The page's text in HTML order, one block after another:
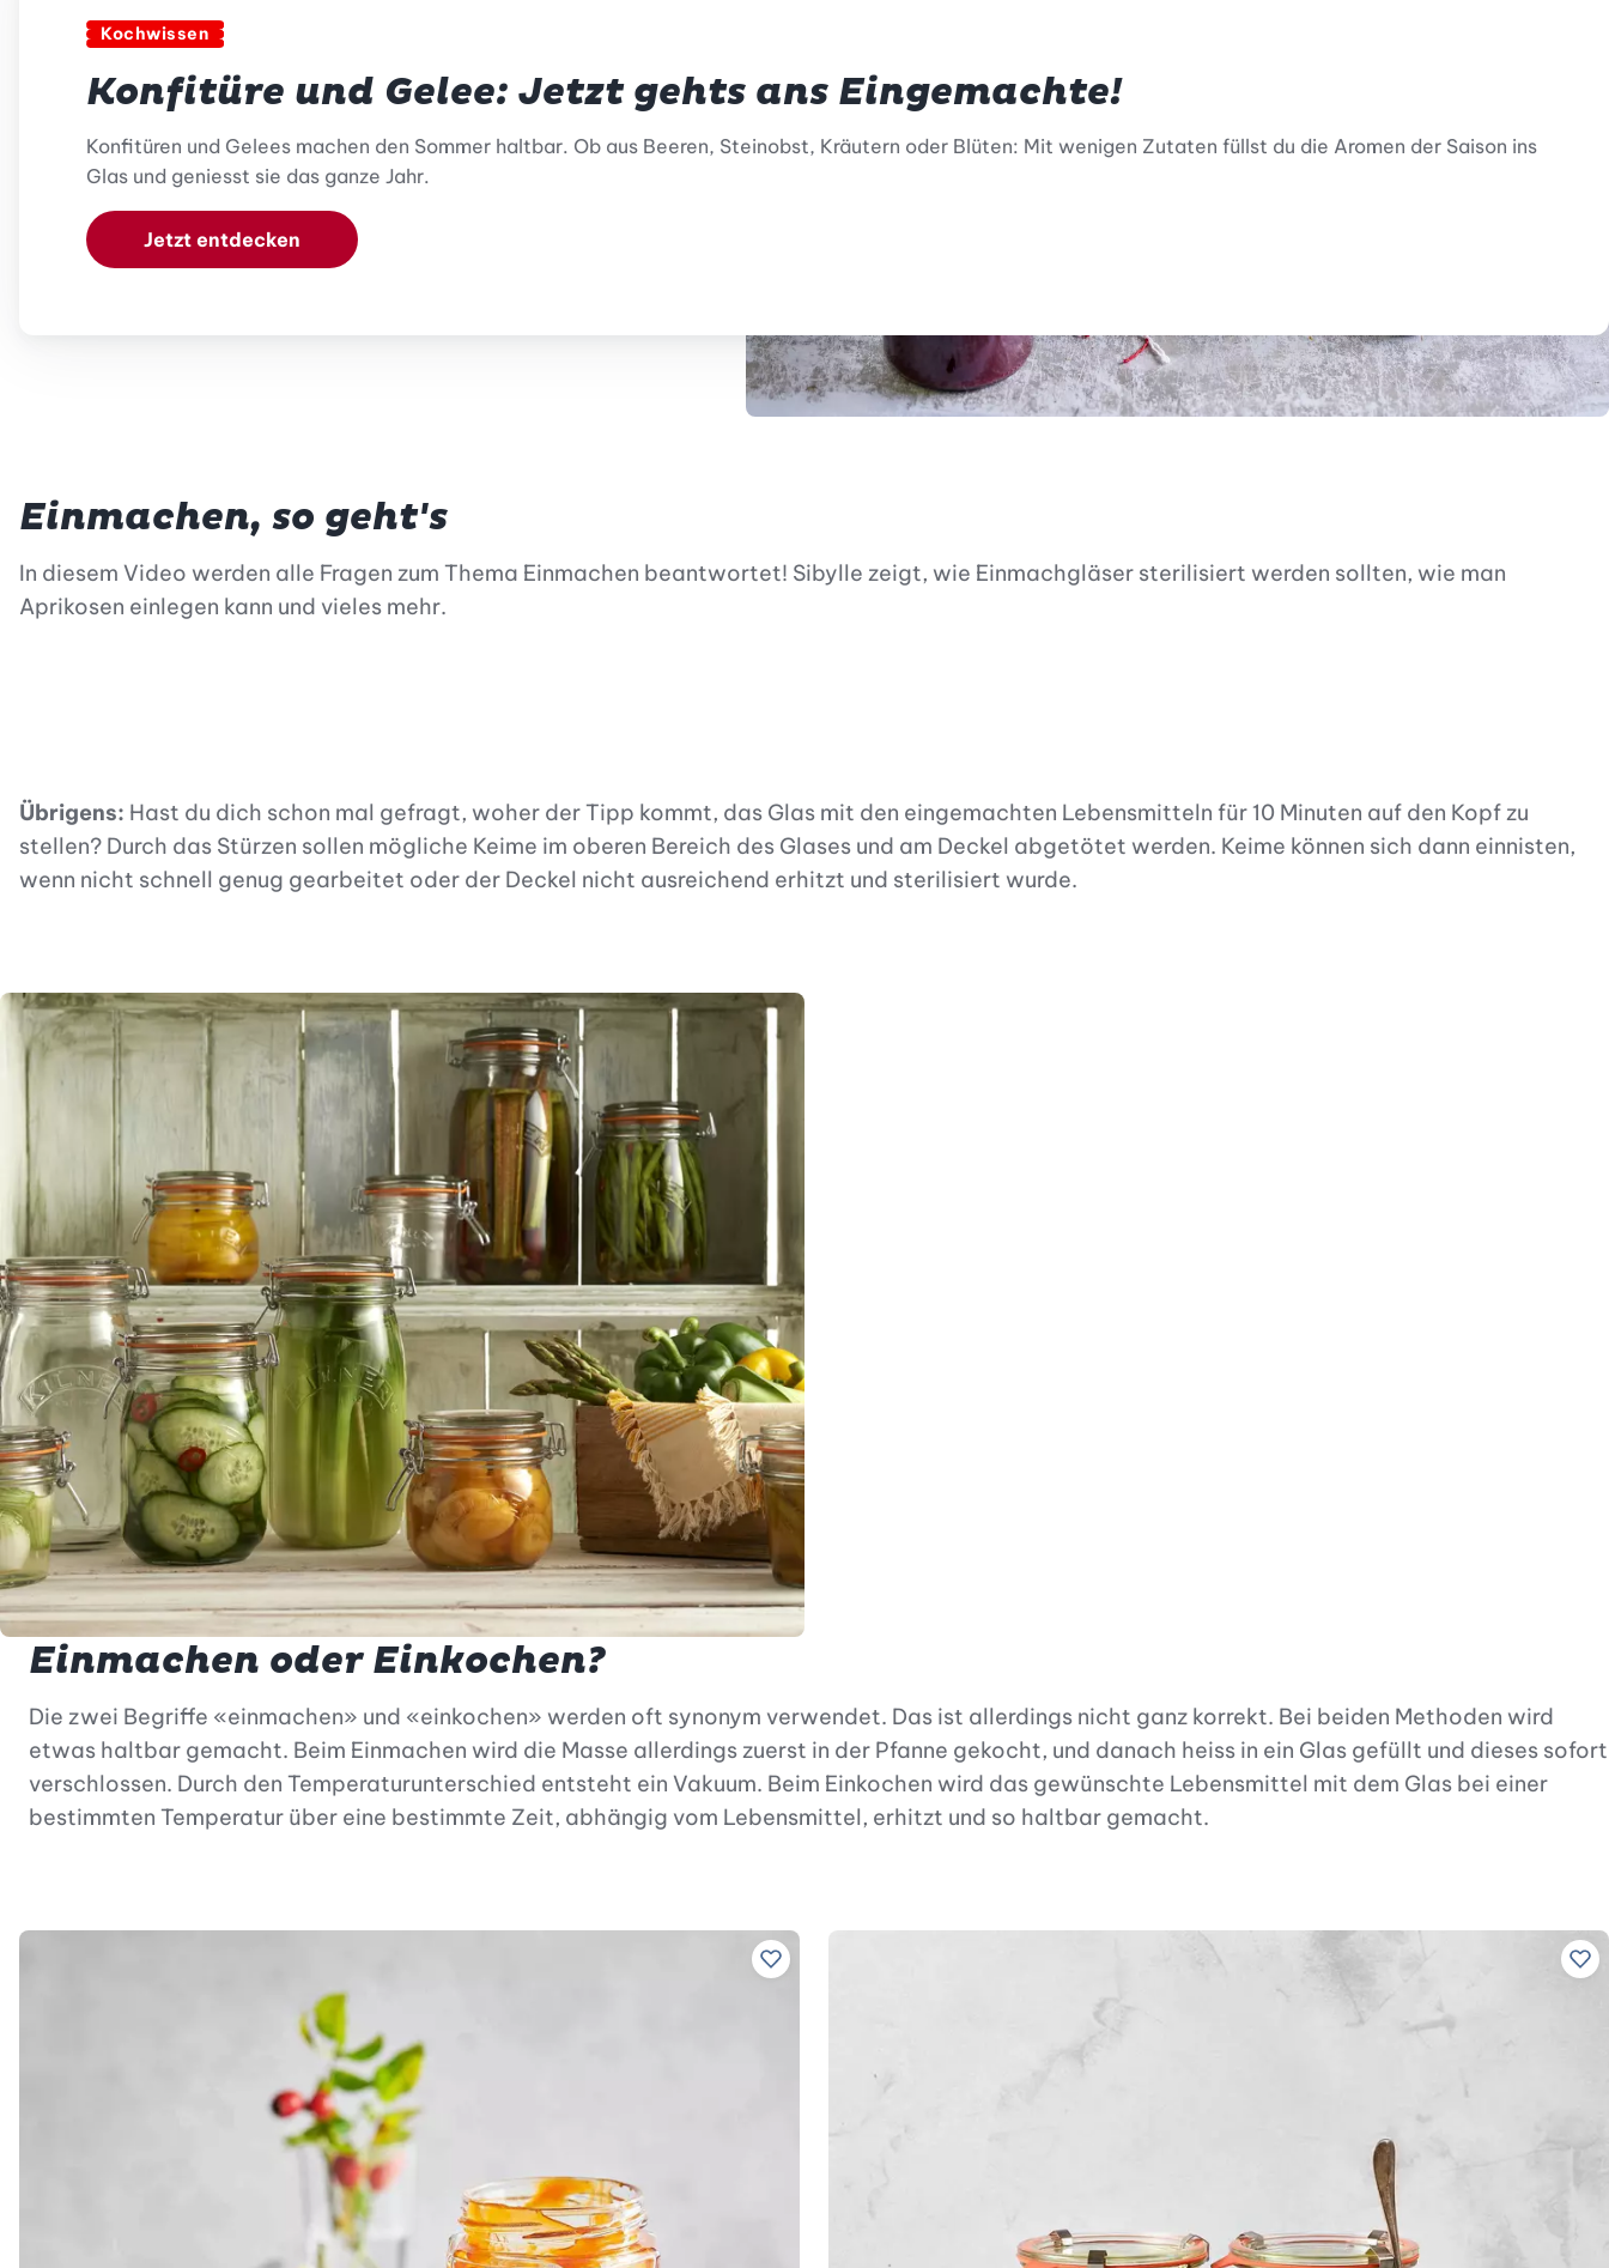
Kochwissen
Konfitüre und Gelee: Jetzt gehts ans Eingemachte!
Konfitüren und Gelees machen den Sommer haltbar. Ob aus Beeren, Steinobst, Kräutern oder Blüten: Mit wenigen Zutaten füllst du die Aromen der Saison ins
Glas und geniesst sie das ganze Jahr.
Jetzt entdecken
Einmachen, so geht's
In diesem Video werden alle Fragen zum Thema Einmachen beantwortet! Sibylle zeigt, wie Einmachgläser sterilisiert werden sollten, wie man
Aprikosen einlegen kann und vieles mehr.
Übrigens: Hast du dich schon mal gefragt, woher der Tipp kommt, das Glas mit den eingemachten Lebensmitteln für 10 Minuten auf den Kopf zu
stellen? Durch das Stürzen sollen mögliche Keime im oberen Bereich des Glases und am Deckel abgetötet werden. Keime können sich dann einnisten,
wenn nicht schnell genug gearbeitet oder der Deckel nicht ausreichend erhitzt und sterilisiert wurde.
Einmachen oder Einkochen?
Die zwei Begriffe «einmachen» und «einkochen» werden oft synonym verwendet. Das ist allerdings nicht ganz korrekt. Bei beiden Methoden wird
etwas haltbar gemacht. Beim Einmachen wird die Masse allerdings zuerst in der Pfanne gekocht, und danach heiss in ein Glas gefüllt und dieses sofort
verschlossen. Durch den Temperaturunterschied entsteht ein Vakuum. Beim Einkochen wird das gewünschte Lebensmittel mit dem Glas bei einer
bestimmten Temperatur über eine bestimmte Zeit, abhängig vom Lebensmittel, erhitzt und so haltbar gemacht.
Zu Lieblingsrezepten hinzufügen Zu